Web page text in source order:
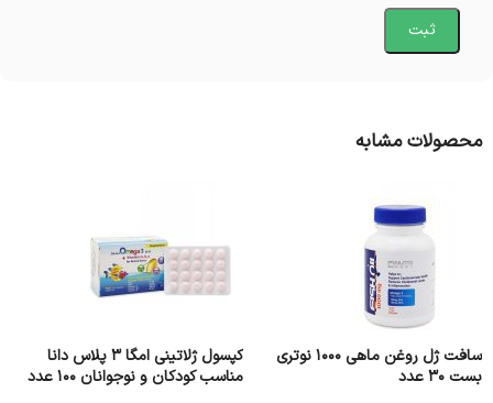
محصولات مشابه
سافت ژل روغن ماهی 1000 نوتری
بست 30 عدد
کپسول ژلاتینی امگا 3 پلاس دانا
مناسب کودکان و نوجوانان 100 عدد